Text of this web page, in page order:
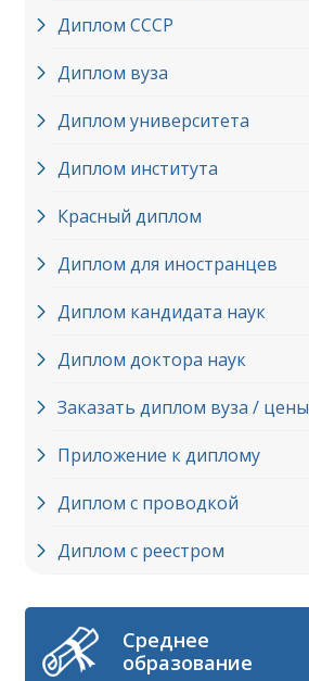
Диплом СССР
Диплом вуза
Диплом университета
Диплом института
Красный диплом
Диплом для иностранцев
Диплом кандидата наук
Диплом доктора наук
Заказать диплом вуза / цены
Приложение к диплому
Диплом с проводкой
Диплом с реестром
Среднее
образование